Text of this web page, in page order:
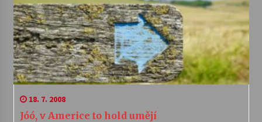
18. 7. 2008
Jóó, v Americe to hold umějí